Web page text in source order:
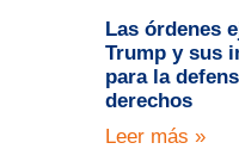
Las órdenes
Trump y sus
para la
derechos
Leer más »